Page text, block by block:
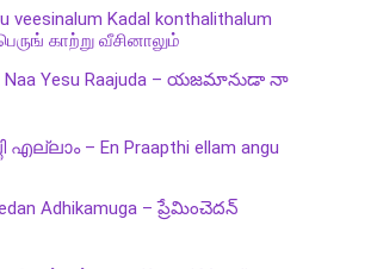
veesinalum Kadal konthalithalum
காற்று வீசினாலும்
Naa Yesu Raajuda – యజమానుడా నా
– En Praapthi ellam angu
Adhikamuga – ప్రేమించెదన్